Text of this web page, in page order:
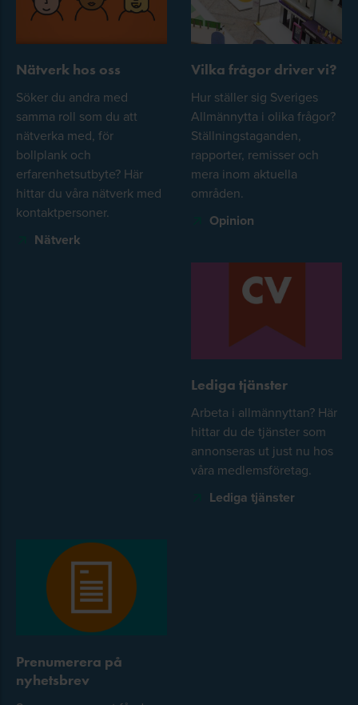
Nätverk hos oss
Söker du andra med
samma roll som du att
nätverka med, för
bollplank och
erfarenhetsutbyte? Här
hittar du våra nätverk med
kontaktpersoner.
Nätverk
Vilka frågor driver vi?
Hur ställer sig Sveriges
Allmännytta i olika frågor?
Ställningstaganden,
rapporter, remisser och
mera inom aktuella
områden.
Opinion
Lediga tjänster
Arbeta i allmännyttan? Här
hittar du de tjänster som
annonseras ut just nu hos
våra medlemsföretag.
Lediga tjänster
Prenumerera på
nyhetsbrev